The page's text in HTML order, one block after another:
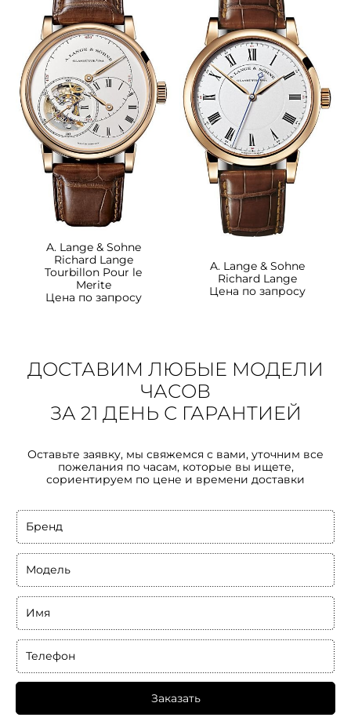
A. Lange & Sohne
Richard Lange
Tourbillon Pour le
Merite
Цена по запросу
A. Lange & Sohne
Richard Lange
Цена по запросу
ДОСТАВИМ ЛЮБЫЕ МОДЕЛИ
ЧАСОВ
ЗА 21 ДЕНЬ С ГАРАНТИЕЙ
Оставьте заявку, мы свяжемся с вами, уточним все
пожелания по часам, которые вы ищете,
сориентируем по цене и времени доставки
Бренд
Модель
Имя
Телефон
Заказать